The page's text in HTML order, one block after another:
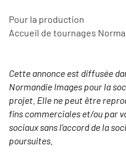
Pour la production
Accueil de tournages
Cette annonce est diffusée
Normandie Images pour la
projet. Elle ne peut être
fins commerciales et/ou par
sociaux sans l’accord de la
poursuites.